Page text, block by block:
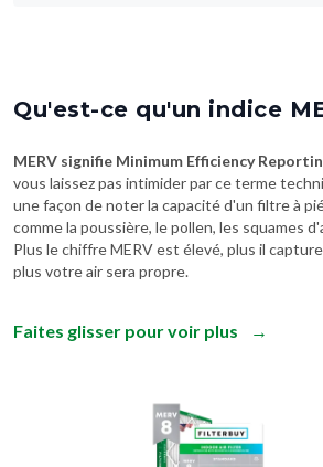
Qu'est-ce qu'un indice
MERV signifie Minimum Efficiency
vous laissez pas intimider par ce terme
une façon de noter la capacité d'un filtre à
comme la poussière, le pollen, les squames
Plus le chiffre MERV est élevé, plus il
plus votre air sera propre.
Faites glisser pour voir plus →